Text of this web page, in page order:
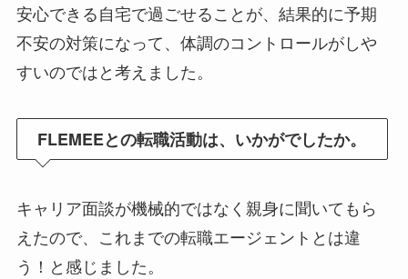
安心できる自宅で過ごせることが、結果的に予期
不安の対策になって、体調のコントロールがしや
すいのではと考えました。
FLEMEEとの転職活動は、いかがでしたか。
キャリア面談が機械的ではなく親身に聞いてもら
えたので、これまでの転職エージェントとは違
う！と感じました。